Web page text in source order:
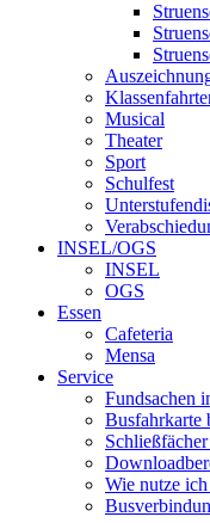
Musical
Theater
Sport
Schulfest
INSEL/OGS
INSEL
OGS
Essen
Cafeteria
Mensa
Service
Fundsachen
Busfahrkarte
Wie nutze